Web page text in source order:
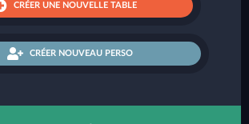
CRÉER UNE NOUVELLE TABLE
CRÉER NOUVEAU PERSO